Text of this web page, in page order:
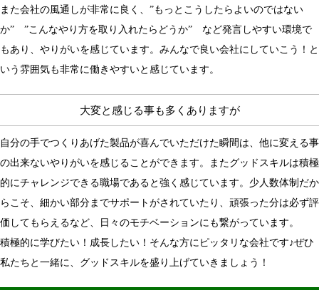
また会社の風通しが非常に良く、”もっとこうしたらよいのではない
か” ”こんなやり方を取り入れたらどうか” など発言しやすい環境で
もあり、やりがいを感じています。みんなで良い会社にしていこう！と
いう雰囲気も非常に働きやすいと感じています。
大変と感じる事も多くありますが
自分の手でつくりあげた製品が喜んでいただけた瞬間は、他に変える事
の出来ないやりがいを感じることができます。またグッドスキルは積極
的にチャレンジできる職場であると強く感じています。少人数体制だか
らこそ、細かい部分までサポートがされていたり、頑張った分は必ず評
価してもらえるなど、日々のモチベーションにも繋がっています。
積極的に学びたい！成長したい！そんな方にピッタリな会社です♪ぜひ
私たちと一緒に、グッドスキルを盛り上げていきましょう！